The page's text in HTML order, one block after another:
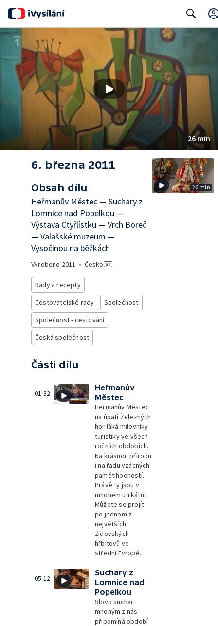
Search
26 min
6. března 2011
Obsah dílu
Heřmanův Městec — Suchary z
Lomnice nad Popelkou —
Výstava Čtyřlístku — Vrch Boreč
— Valašské muzeum —
Vysočinou na běžkách
Vyrobeno 2011 • Česko
Rady a recepty
Cestovatelské rady
Společnost
Společnost - cestování
Česká společnost
Části dílu
01:32
Heřmanův
Městec
Heřmanův Městec
na úpatí Železných
hor láká milovníky
turistiky ve všech
ročních obdobích.
Na krásnou přírodu
i na řadu vzácných
pamětihodností.
Právě ty jsou v
mnohem unikátní.
Můžete se projít
po jednom z
největších
židovských
hřbitovů ve
střední Evropě.
05:12
Suchary z
Lomnice nad
Popelkou
Slovo suchar
mnohým z nás
připomíná období
26 min